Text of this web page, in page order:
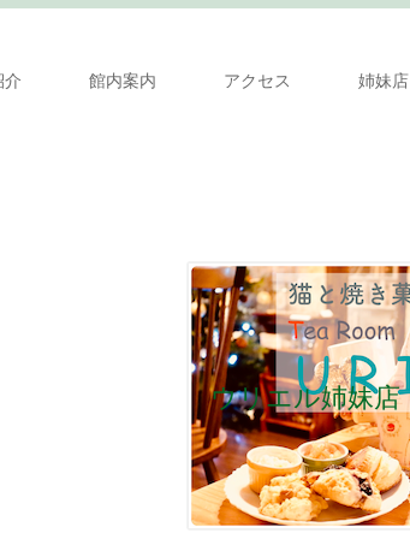
館内案内 アクセス 姉妹店
ウリエル姉妹店